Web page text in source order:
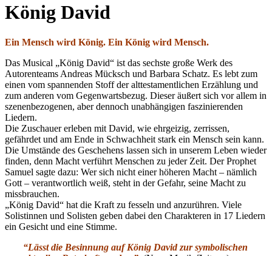
König David
Ein Mensch wird König. Ein König wird Mensch.
Das Musical „König David“ ist das sechste große Werk des
Autorenteams Andreas Mücksch und Barbara Schatz. Es lebt zum
einen vom spannenden Stoff der alttestamentlichen Erzählung und
zum anderen vom Gegenwartsbezug. Dieser äußert sich vor allem in
szenenbezogenen, aber dennoch unabhängigen faszinierenden
Liedern.
Die Zuschauer erleben mit David, wie ehrgeizig, zerrissen,
gefährdet und am Ende in Schwachheit stark ein Mensch sein kann.
Die Umstände des Geschehens lassen sich in unserem Leben wieder
finden, denn Macht verführt Menschen zu jeder Zeit. Der Prophet
Samuel sagte dazu: Wer sich nicht einer höheren Macht – nämlich
Gott – verantwortlich weiß, steht in der Gefahr, seine Macht zu
missbrauchen.
„König David“ hat die Kraft zu fesseln und anzurühren. Viele
Solistinnen und Solisten geben dabei den Charakteren in 17 Liedern
ein Gesicht und eine Stimme.
“Lässt die Besinnung auf König David zur symbolischen